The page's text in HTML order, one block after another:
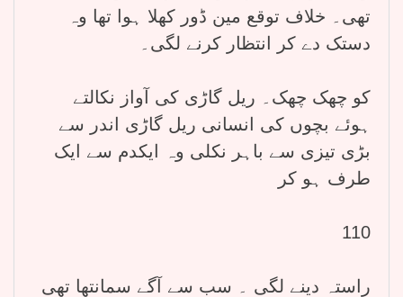
تھی۔ خلاف توقع مین ڈور کھلا ہوا تھا وہ
دستک دے کر انتظار کرنے لگی۔
کو چھک چھک۔ ریل گاڑی کی آواز نکالتے
ہوئے بچوں کی انسانی ریل گاڑی اندر سے
بڑی تیزی سے باہر نکلی وہ ایکدم سے ایک
طرف ہو کر
110
راستہ دینے لگی ۔ سب سے آگے سمانتھا تھی